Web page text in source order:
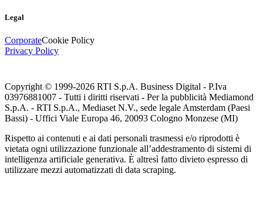
Legal
CorporateCookie Policy
Privacy Policy
Copyright © 1999-2026 RTI S.p.A. Business Digital - P.Iva
03976881007 - Tutti i diritti riservati - Per la pubblicità Mediamond
S.p.A. - RTI S.p.A., Mediaset N.V., sede legale Amsterdam (Paesi
Bassi) - Uffici Viale Europa 46, 20093 Cologno Monzese (MI)
Rispetto ai contenuti e ai dati personali trasmessi e/o riprodotti è
vietata ogni utilizzazione funzionale all’addestramento di sistemi di
intelligenza artificiale generativa. È altresì fatto divieto espresso di
utilizzare mezzi automatizzati di data scraping.